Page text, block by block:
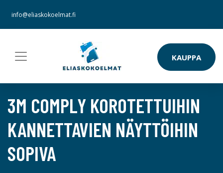
info@eliaskokoelmat.fi
KAUPPA
3M COMPLY KOROTETTUIHIN
KANNETTAVIEN NÄYTTÖIHIN
SOPIVA